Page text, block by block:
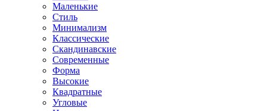
Маленькие
Стиль
Минимализм
Классические
Скандинавские
Современные
Форма
Высокие
Квадратные
Угловые